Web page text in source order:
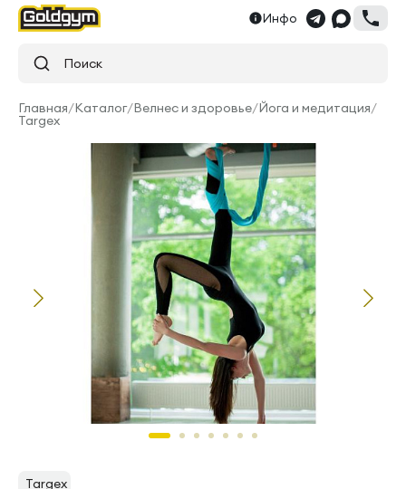
Инфо
Поиск
Главная/Каталог/Велнес и здоровье/Йога и медитация/
Targex
Targex